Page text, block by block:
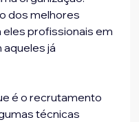
dos melhores
profissionais em
já
é o recrutamento
técnicas